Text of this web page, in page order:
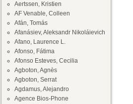
Aertssen, Kristien
AF Venable, Colleen
Afán, Tomás
Afanásiev, Aleksandr Nikoláievich
Afano, Laurence L.
Afonso, Fátima
Afonso Esteves, Cecilia
Agboton, Agnès
Agboton, Serrat
Agdamus, Alejandro
Agence Bios-Phone